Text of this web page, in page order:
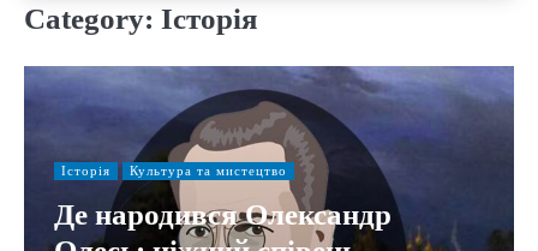
Category: Історія
Історія Культура та мистецтво
Де народився Олександр